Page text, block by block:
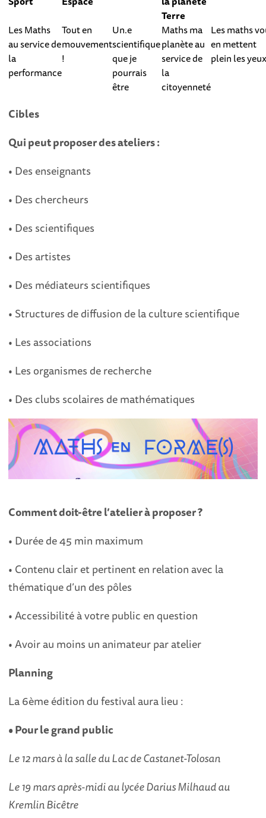
Terre
Les Maths
au service de
la
performance
Tout en
mouvement
!
Un.e
scientifique
que je
pourrais
être
Maths ma
planète au
service de
la
citoyenneté
Les maths
en mettent
plein les
Cibles
Qui peut proposer des ateliers :
• Des enseignants
• Des chercheurs
• Des scientifiques
• Des artistes
• Des médiateurs scientifiques
• Structures de diffusion de la culture scientifique
• Les associations
• Les organismes de recherche
• Des clubs scolaires de mathématiques
Comment doit-être l’atelier à proposer ?
• Durée de 45 min maximum
• Contenu clair et pertinent en relation avec la
thématique d’un des pôles
• Accessibilité à votre public en question
• Avoir au moins un animateur par atelier
Planning
La 6ème édition du festival aura lieu :
• Pour le grand public
Le 12 mars à la salle du Lac de Castanet-Tolosan
Le 19 mars après-midi au lycée Darius Milhaud au
Kremlin Bicêtre